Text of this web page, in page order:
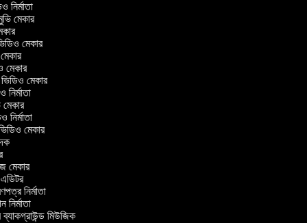
নির্মাতা
মেকার
মেকার
মেকার
মেকার
মেকার
নির্মাতা
মেকার
নির্মাতা
মেকার
মেকার
এডিটর
নির্মাতা
নির্মাতা
ব্যাকগ্রাউন্ড মিউজিক